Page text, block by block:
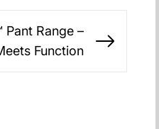
Pant Range –
Function